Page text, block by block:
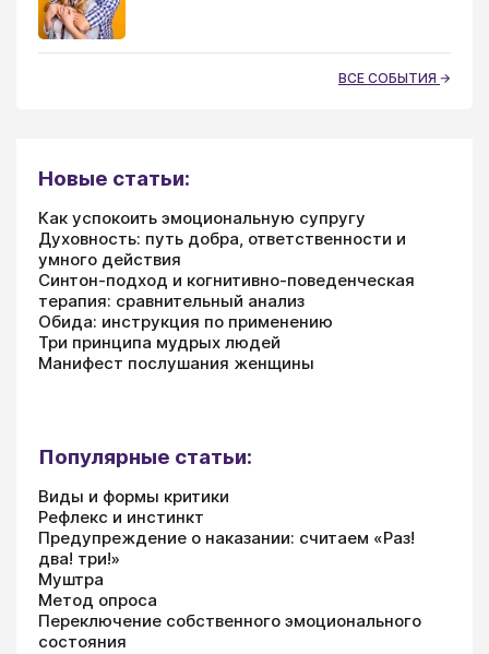
ВСЕ СОБЫТИЯ
Новые статьи:
Как успокоить эмоциональную супругу
Духовность: путь добра, ответственности и
умного действия
Синтон-подход и когнитивно-поведенческая
терапия: сравнительный анализ
Обида: инструкция по применению
Три принципа мудрых людей
Манифест послушания женщины
Популярные статьи:
Виды и формы критики
Рефлекс и инстинкт
Предупреждение о наказании: считаем «Раз!
два! три!»
Муштра
Метод опроса
Переключение собственного эмоционального
состояния